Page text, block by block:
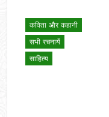
कविता और कहानी
सभी रचनायें
साहित्य